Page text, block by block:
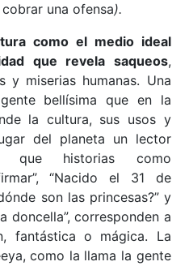
una ofensa).
como el medio ideal
que revela saqueos,
y miserias humanas. Una
bellísima que en la
la cultura, sus usos y
del planeta un lector
que historias como
“Nacido el 31 de
son las princesas?” y
doncella”, corresponden a
fantástica o mágica. La
como la llama la gente